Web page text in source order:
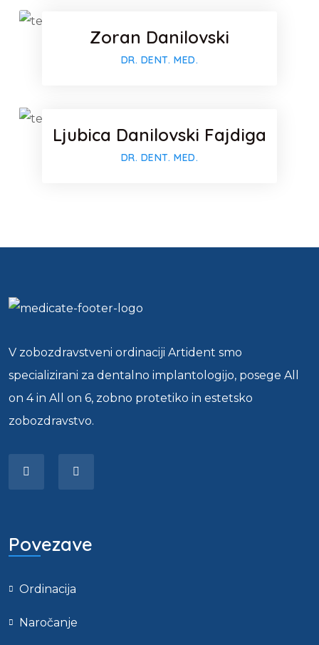
Zoran Danilovski
DR. DENT. MED.
Ljubica Danilovski Fajdiga
DR. DENT. MED.
V zobozdravstveni ordinaciji Artident smo
specializirani za dentalno implantologijo, posege All
on 4 in All on 6, zobno protetiko in estetsko
zobozdravstvo.
Povezave
Ordinacija
Naročanje